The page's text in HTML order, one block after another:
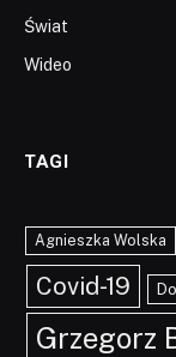
Świat
Wideo
TAGI
Agnieszka Wolska
Covid-19
Grzegorz